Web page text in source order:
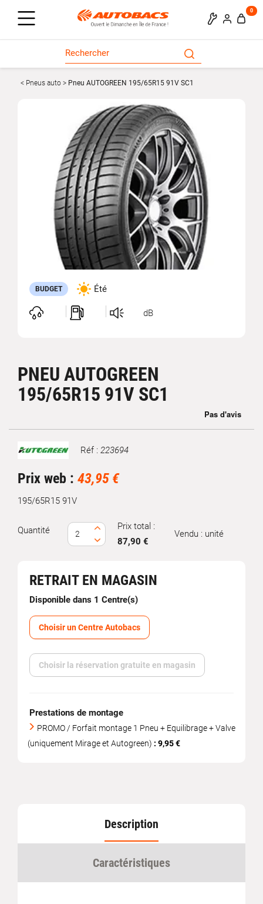
0
Pneus auto Pneu AUTOGREEN 195/65R15 91V SC1
PNEU AUTOGREEN
195/65R15 91V SC1
BUDGET Été
dB
Marque Réf : 223694
Prix web : 43,95 €
195/65R15 91V
Quantité
Prix total :
87,90 €
Vendu : unité
RETRAIT EN MAGASIN
Disponible dans 1 Centre(s)
Choisir un Centre Autobacs
Choisir la réservation gratuite en magasin
Prestations de montage
PROMO / Forfait montage 1 Pneu + Equilibrage + Valve
(uniquement Mirage et Autogreen) : 9,95 €
Description
Caractéristiques